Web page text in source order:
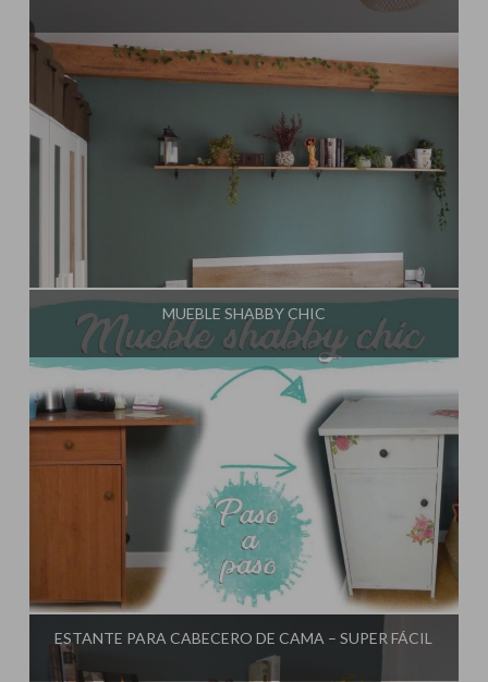
Influencer:El Taller de Ire
MUEBLE SHABBY CHIC
Influencer:El Taller de Ire
ESTANTE PARA CABECERO DE CAMA – SUPER FÁCIL